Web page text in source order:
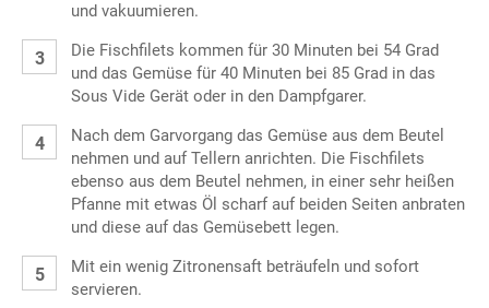
und vakuumieren.
Die Fischfilets kommen für 30 Minuten bei 54 Grad
und das Gemüse für 40 Minuten bei 85 Grad in das
Sous Vide Gerät oder in den Dampfgarer.
Nach dem Garvorgang das Gemüse aus dem Beutel
nehmen und auf Tellern anrichten. Die Fischfilets
ebenso aus dem Beutel nehmen, in einer sehr heißen
Pfanne mit etwas Öl scharf auf beiden Seiten anbraten
und diese auf das Gemüsebett legen.
Mit ein wenig Zitronensaft beträufeln und sofort
servieren.